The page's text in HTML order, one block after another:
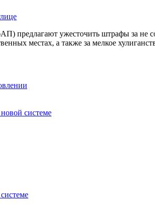
предлагают ужесточить штрафы за не
местах, а также за мелкое
системе